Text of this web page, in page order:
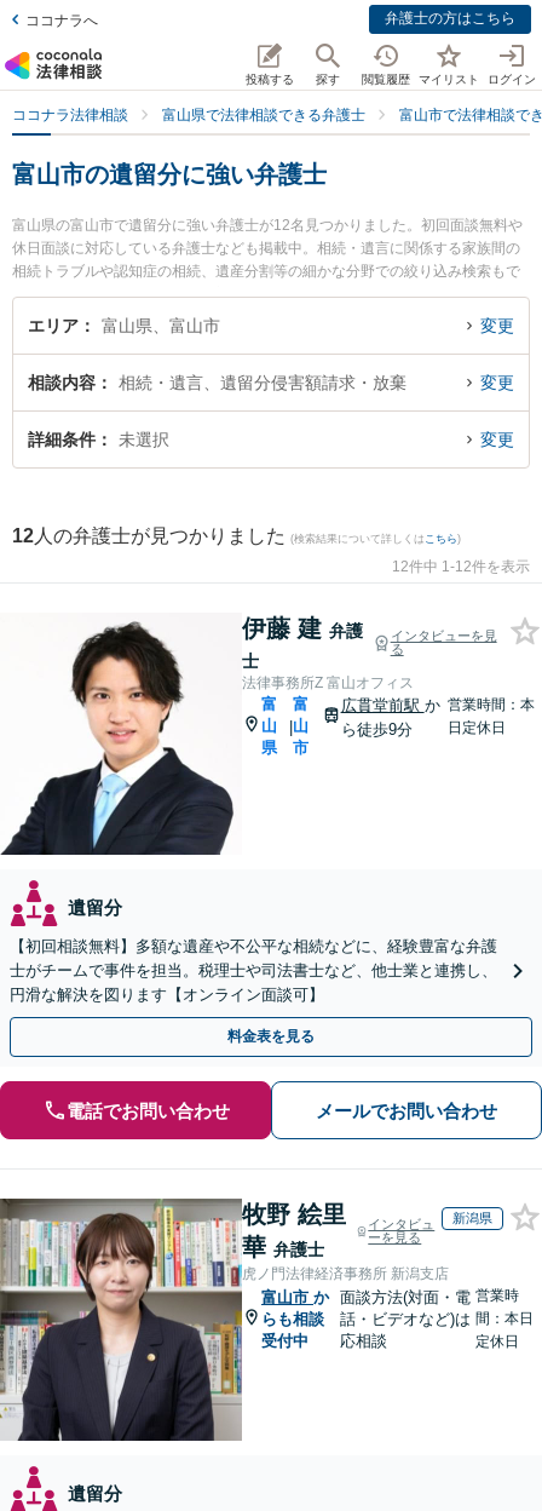
ココナラへ 弁護士の方はこちら
投稿する 探す 閲覧履歴 マイリスト ログイン
ココナラ法律相談 富山県で法律相談できる弁護士 富山市で法律相談で
富山市の遺留分に強い弁護士
富山県の富山市で遺留分に強い弁護士が12名見つかりました。初回面談無料や
休日面談に対応している弁護士なども掲載中。相続・遺言に関係する家族間の
相続トラブルや認知症の相続、遺産分割等の細かな分野での絞り込み検索もで
き便利です。特に法律事務所Z 富山オフィスの伊藤 建弁護士や脇法律事務所の
脇 徹弁護士、江藤法律事務所の江藤 恭介弁護士のプロフィール情報や弁護士費
な近くの弁護士を検索したい』『初回相談無料で遺留分を法律相談できる富山
市内の弁護士に相談予約したい』などでお困りの相談者さんにおすすめです。
エリア 富山県、富山市 変更
相談内容 相続・遺言、遺留分侵害額請求・放棄 変更
詳細条件 未選択 変更
12 人の弁護士が見つかりました (検索結果について詳しくは こちら)
12件中 1-12件を表示
伊藤 建 弁護
士
インタビューを見
る
法律事務所Z 富山オフィス
富
山
県
|
富
山
市
広貫堂前駅 か
ら徒歩9分
営業時間：本
日定休日
遺留分
【初回相談無料】多額な遺産や不公平な相続などに、経験豊富な弁護
士がチームで事件を担当。税理士や司法書士など、他士業と連携し、
円滑な解決を図ります【オンライン面談可】
料金表を見る
電話でお問い合わせ メールでお問い合わせ
牧野 絵里
華 弁護士
インタビュ
ーを見る
新潟県
虎ノ門法律経済事務所 新潟支店
富山市 か
らも相談
受付中
面談方法(対面・電
話・ビデオなど)は
応相談
営業時
間：本日
定休日
遺留分